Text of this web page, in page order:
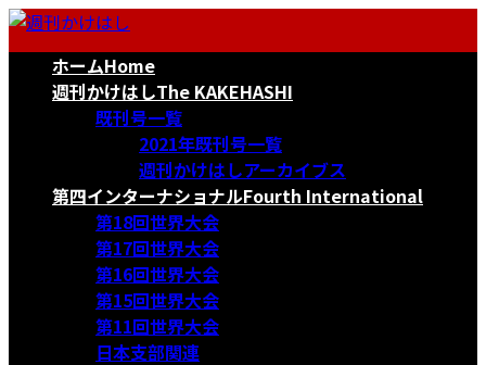
コ
ナ
ホームHome
週刊かけはしThe KAKEHASHI
既刊号一覧
2021年既刊号一覧
週刊かけはしアーカイブス
第四インターナショナルFourth International
第18回世界大会
第17回世界大会
第16回世界大会
第15回世界大会
第11回世界大会
日本支部関連